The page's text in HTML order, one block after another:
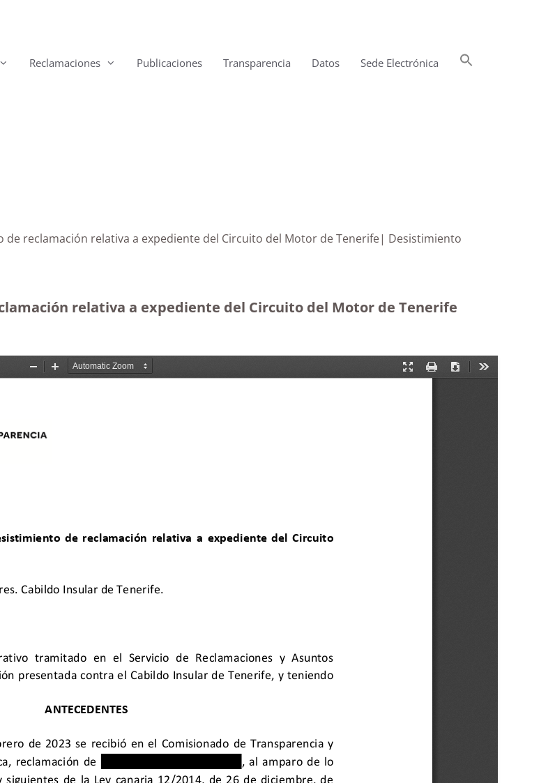
Reclamaciones Publicaciones Transparencia Datos Sede Electrónica
de reclamación relativa a expediente del Circuito del Motor de Tenerife| Desistimiento
relativa a expediente del Circuito del Motor de Tenerife